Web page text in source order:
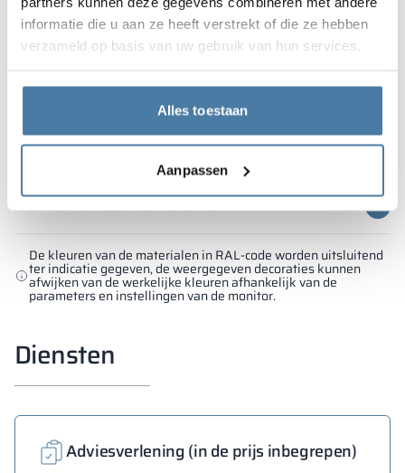
informatie die u aan ze heeft verstrekt of die ze hebben
verzameld op basis van uw gebruik van hun services.
Alles toestaan
Aanpassen
De kleuren van de materialen in RAL-code worden uitsluitend
ter indicatie gegeven, de weergegeven decoraties kunnen
afwijken van de werkelijke kleuren afhankelijk van de
parameters en instellingen van de monitor.
10 mm
Mogelijkheid tot bekleding: JA
Mogelijkheid tot graveren: JA
Kleuren van de kastlichamen
Diensten
Adviesverlening (in de prijs inbegrepen)